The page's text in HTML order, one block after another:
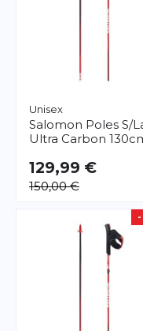
Unisex
Salomon Poles S/
Ultra Carbon
129,99 €
150,00 €